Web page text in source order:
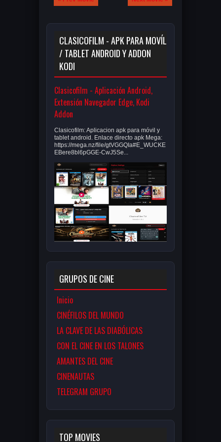
CLASICOFILM - APK PARA MOVÍL
/ TABLET ANDROID Y ADDON
KODI
Clasicofilm - Aplicación Android,
Extensión Navegador Edge, Kodi
Addon
Clasicofilm: Aplicacion apk para móvil y
tablet android. Enlace directo apk Mega:
https://mega.nz/file/gtVGGQIa#E_WUCKE
EBere8bl6pGGE-CwJ5Se...
GRUPOS DE CINE
Inicio
CINÉFILOS DEL MUNDO
LA CLAVE DE LAS DIABÓLICAS
CON EL CINE EN LOS TALONES
AMANTES DEL CINE
CINENAUTAS
TELEGRAM GRUPO
TOP MOVIES